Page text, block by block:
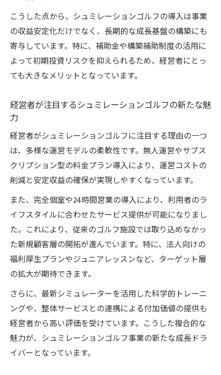
補助金で実現するシュミレーションゴルフ
運営の新戦略
公的支援を活用するシュミレーションゴル
フ事業計画の作り方
ションゴルフの活用例
金のポイント
補助金活用で初期費用を抑える具体的な方
法
効率的な無人運営で収益を最大化する方法
シュミレーションゴルフで実現する効率的
な無人運営
無人化がもたらすシュミレーションゴルフ
の収益最大化
最新システムで省人化するシュミレーショ
ンゴルフ運営術
利用者満足度を高める無人シュミレーショ
ンゴルフの魅力
24時間対応のシュミレーションゴルフ無人
運営アイデア
費用対効果で選ぶインドアゴルフの新提案
こうした点から、シュミレーションゴルフの導入は事業
の収益安定化だけでなく、長期的な成長基盤の構築にも
寄与しています。特に、補助金や構築補助制度の活用に
よって初期投資リスクを抑えられるため、経営者にとっ
ても大きなメリットとなっています。
経営者が注目するシュミレーションゴルフの新たな魅
力
経営者がシュミレーションゴルフに注目する理由の一つ
は、多様な運営モデルの柔軟性です。無人運営やサブス
クリプション型の料金プラン導入により、運営コストの
削減と安定収益の確保が実現しやすくなっています。
また、完全個室や24時間営業の導入により、利用者のラ
イフスタイルに合わせたサービス提供が可能になりまし
た。これにより、従来のゴルフ施設では取り込めなかっ
た新規顧客層の開拓が進んでいます。特に、法人向けの
福利厚生プランやジュニアレッスンなど、ターゲット層
の拡大が期待できます。
さらに、最新シミュレーターを活用した科学的トレーニ
ングや、整体サービスとの連携による付加価値の提供も
経営者から高い評価を受けています。こうした複合的な
魅力が、シュミレーションゴルフ事業の新たな成長ドラ
イバーとなっています。